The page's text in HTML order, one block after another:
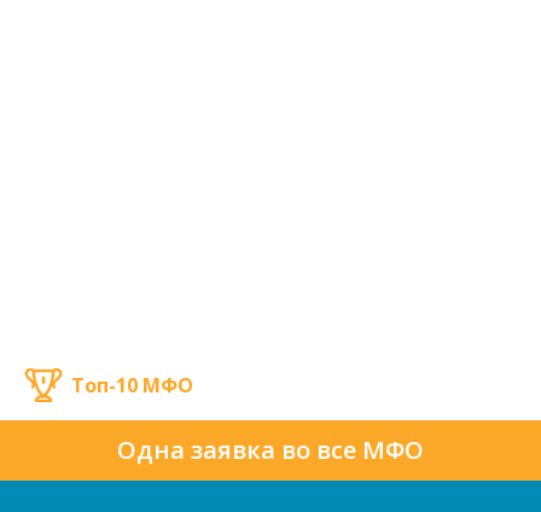
Одна заявка во все МФО
Топ-10 МФО